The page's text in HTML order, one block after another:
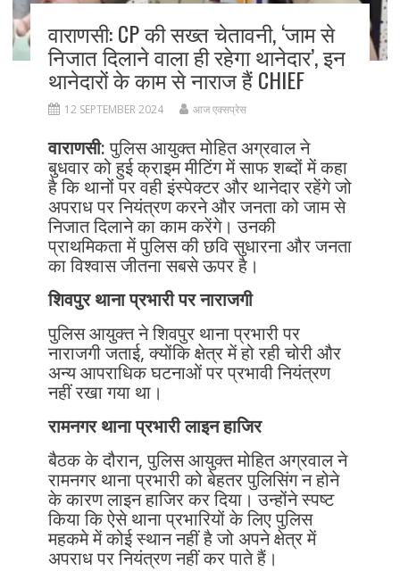
वाराणसी: CP की सख्त चेतावनी, ‘जाम से
निजात दिलाने वाला ही रहेगा थानेदार’, इन
थानेदारों के काम से नाराज हैं CHIEF
12 SEPTEMBER 2024 आज एक्सप्रेस
वाराणसी:पुलिस आयुक्त मोहित अग्रवाल ने
बुधवार को हुई क्राइम मीटिंग में साफ शब्दों में कहा
है कि थानों पर वही इंस्पेक्टर और थानेदार रहेंगे जो
अपराध पर नियंत्रण करने और जनता को जाम से
निजात दिलाने का काम करेंगे। उनकी
प्राथमिकता में पुलिस की छवि सुधारना और जनता
का विश्वास जीतना सबसे ऊपर है।
शिवपुर थाना प्रभारी पर नाराजगी
पुलिस आयुक्त ने शिवपुर थाना प्रभारी पर
नाराजगी जताई, क्योंकि क्षेत्र में हो रही चोरी और
अन्य आपराधिक घटनाओं पर प्रभावी नियंत्रण
नहीं रखा गया था।
रामनगर थाना प्रभारी लाइन हाजिर
बैठक के दौरान, पुलिस आयुक्त मोहित अग्रवाल ने
रामनगर थाना प्रभारी को बेहतर पुलिसिंग न होने
के कारण लाइन हाजिर कर दिया। उन्होंने स्पष्ट
किया कि ऐसे थाना प्रभारियों के लिए पुलिस
महकमे में कोई स्थान नहीं है जो अपने क्षेत्र में
अपराध पर नियंत्रण नहीं कर पाते हैं।